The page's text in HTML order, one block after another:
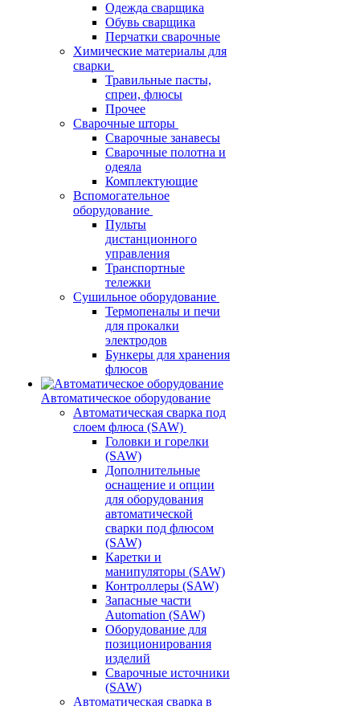
Одежда сварщика
Обувь сварщика
Перчатки сварочные
Химические материалы для
сварки
Травильные пасты,
спреи, флюсы
Прочее
Сварочные шторы
Сварочные занавесы
Сварочные полотна и
одеяла
Комплектующие
Вспомогательное
оборудование
Пульты
дистанционного
управления
Транспортные
тележки
Сушильное оборудование
Термопеналы и печи
для прокалки
электродов
Бункеры для хранения
флюсов
Автоматическое оборудование
Автоматическая сварка под
слоем флюса (SAW)
Головки и горелки
(SAW)
Дополнительные
оснащение и опции
для оборудования
автоматической
сварки под флюсом
(SAW)
Каретки и
манипуляторы (SAW)
Контроллеры (SAW)
Запасные части
Automation (SAW)
Оборудование для
позиционирования
изделий
Сварочные источники
(SAW)
Автоматическая сварка в